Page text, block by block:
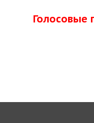
Голосовые